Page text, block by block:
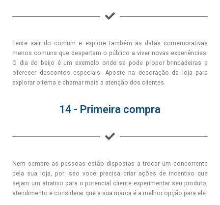
Tente sair do comum e explore também as datas comemorativas
menos comuns que despertam o público a viver novas experiências.
O dia do beijo é um exemplo onde se pode propor brincadeiras e
oferecer descontos especiais. Aposte na decoração da loja para
explorar o tema e chamar mais a atenção dos clientes.
14 - Primeira compra
Nem sempre as pessoas estão dispostas a trocar um concorrente
pela sua loja, por isso você precisa criar ações de incentivo que
sejam um atrativo para o potencial cliente experimentar seu produto,
atendimento e considerar que a sua marca é a melhor opção para ele.